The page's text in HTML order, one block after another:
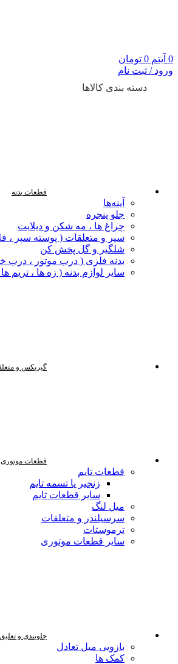
0 آیتم 0 تومان
ورود / ثبت نام
دسته بندی کالاها
قطعات بدنه
آینه‌ها
جلو پنجره
چراغ‌ ها ، مه‌ شکن و دیلایت
سپر و متعلقات ( پوسته سپر ،
شلگیر و گل‌ پخش‌ کن
بدنه فلزی ( درب موتور ، درب
سایر لوازم بدنه ( زه ها ، تریم
گیربکس و
قطعات موتوری
قطعات تایم
زنجیر یا تسمه تایم
سایر قطعات تایم
میل لنگ
سرسیلندر و متعلقات
ترموستات
سایر قطعات موتوری
جلوبندی و تعلیق
بازویی میل تعادل
کمک ها